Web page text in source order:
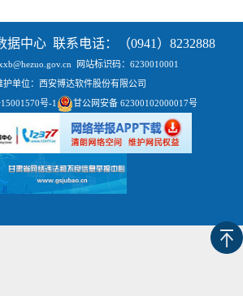
据中心 联系电话：（0941）8232888
网站标识码：6230010001
护单位：西安博达软件股份有限公司
号-1 甘公网安备 62300102000017号